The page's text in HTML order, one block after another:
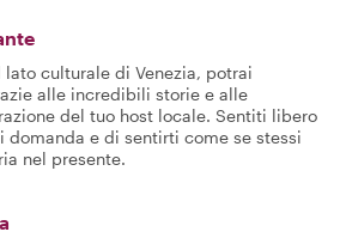
culturale di Venezia, potrai
alle incredibili storie e alle
del tuo host locale. Sentiti libero
domanda e di sentirti come se stessi
nel presente.